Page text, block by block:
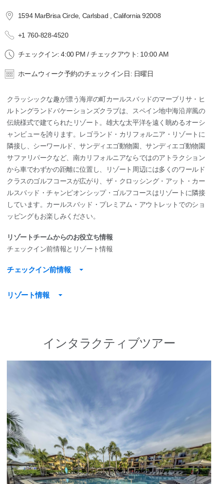
1594 MarBrisa Circle, Carlsbad , California 92008
+1 760-828-4520
チェックイン: 4:00 PM / チェックアウト: 10:00 AM
ホームウィーク予約のチェックイン日: 日曜日
クラッシックな趣が漂う海岸の町カールスバッドのマーブリサ・ヒ
ルトングランドバケーションズクラブは、スペイン地中海沿岸風の
伝統様式で建てられたリゾート。雄大な太平洋を遠く眺めるオーシ
ャンビューを誇ります。レゴランド・カリフォルニア・リゾートに
隣接し、シーワールド、サンディエゴ動物園、サンディエゴ動物園
サファリパークなど、南カリフォルニアならではのアトラクション
から車でわずかの距離に位置し、リゾート周辺には多くのワールド
クラスのゴルフコースが広がり、ザ・クロッシング・アット・カー
ルスバッド・チャンピオンシップ・ゴルフコースはリゾートに隣接
しています。カールスバッド・プレミアム・アウトレットでのショ
ッピングもお楽しみください。
リゾートチームからのお役立ち情報
チェックイン前情報とリゾート情報
チェックイン前情報
リゾート情報
インタラクティブツアー